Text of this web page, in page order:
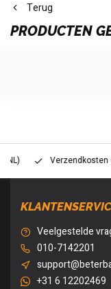
Terug
PRODUCTEN
Verzendkosten €
Veelgestelde
010-7142201
+31 6 12202469